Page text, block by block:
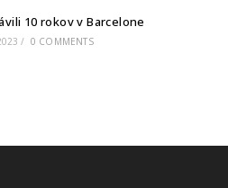
10 rokov v Barcelone
/ 0 COMMENTS